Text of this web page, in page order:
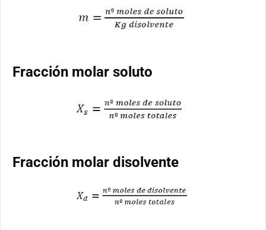
Fracción molar soluto
Fracción molar disolvente